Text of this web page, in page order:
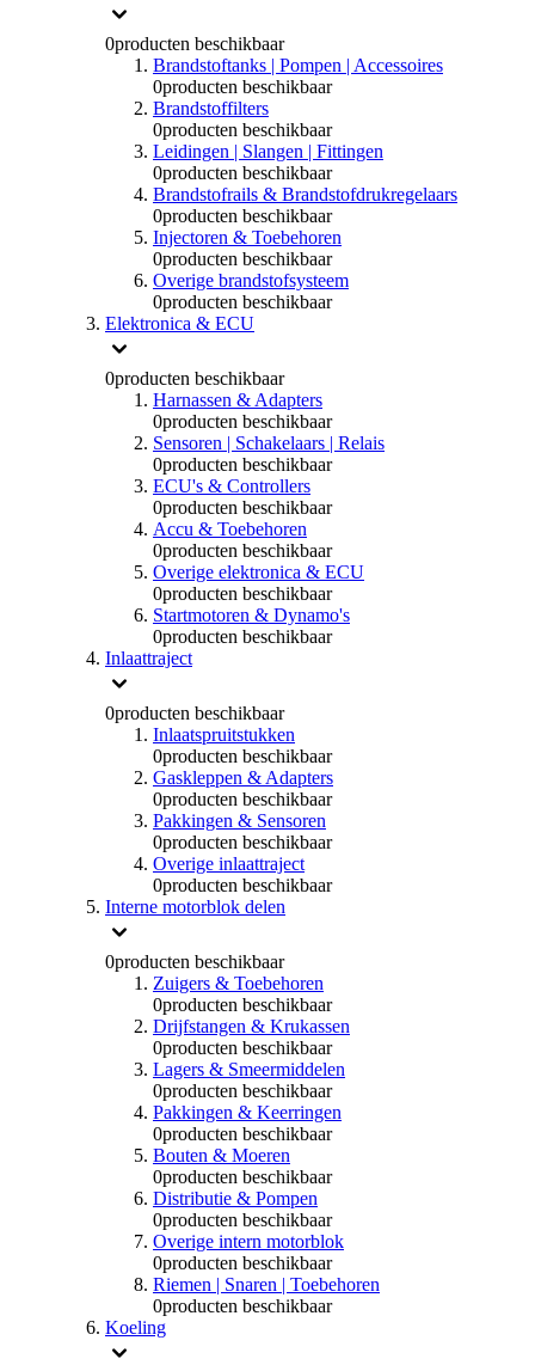
0producten beschikbaar
Brandstoftanks | Pompen | Accessoires
0producten beschikbaar
Brandstoffilters
0producten beschikbaar
Leidingen | Slangen | Fittingen
0producten beschikbaar
Brandstofrails & Brandstofdrukregelaars
0producten beschikbaar
Injectoren & Toebehoren
0producten beschikbaar
Overige brandstofsysteem
0producten beschikbaar
Elektronica & ECU
0producten beschikbaar
Harnassen & Adapters
0producten beschikbaar
Sensoren | Schakelaars | Relais
0producten beschikbaar
ECU's & Controllers
0producten beschikbaar
Accu & Toebehoren
0producten beschikbaar
Overige elektronica & ECU
0producten beschikbaar
Startmotoren & Dynamo's
0producten beschikbaar
Inlaattraject
0producten beschikbaar
Inlaatspruitstukken
0producten beschikbaar
Gaskleppen & Adapters
0producten beschikbaar
Pakkingen & Sensoren
0producten beschikbaar
Overige inlaattraject
0producten beschikbaar
Interne motorblok delen
0producten beschikbaar
Zuigers & Toebehoren
0producten beschikbaar
Drijfstangen & Krukassen
0producten beschikbaar
Lagers & Smeermiddelen
0producten beschikbaar
Pakkingen & Keerringen
0producten beschikbaar
Bouten & Moeren
0producten beschikbaar
Distributie & Pompen
0producten beschikbaar
Overige intern motorblok
0producten beschikbaar
Riemen | Snaren | Toebehoren
0producten beschikbaar
Koeling